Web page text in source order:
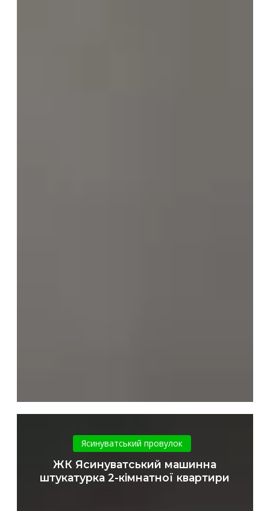
Ясинуватський
машинна
штукатурка
2-
Ясинуватський провулок
ЖК Ясинуватський машинна
штукатурка 2-кімнатної квартири